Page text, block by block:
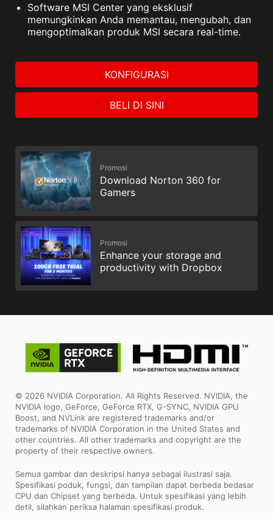
Software MSI Center yang eksklusif
memungkinkan Anda memantau, mengubah, dan
mengoptimalkan produk MSI secara real-time.
KONFIGURASI
BELI DI SINI
Promosi
Download Norton 360 for
Gamers
Promosi
Enhance your storage and
productivity with Dropbox
© 2026 NVIDIA Corporation. All Rights Reserved. NVIDIA, the
NVIDIA logo, GeForce, GeForce RTX, G-SYNC, NVIDIA GPU
Boost, and NVLink are registered trademarks and/or
trademarks of NVIDIA Corporation in the United States and
other countries. All other trademarks and copyright are the
property of their respective owners.
Semua gambar dan deskripsi hanya sebagai ilustrasi saja.
Spesifikasi poduk, fungsi, dan tampilan dapat berbeda bedasar
CPU dan Chipset yang berbeda. Untuk spesifikasi yang lebih
detil, silahkan periksa halaman spesifikasi produk.